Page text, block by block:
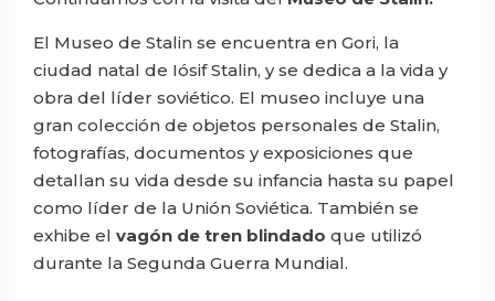
El Museo de Stalin se encuentra en Gori, la
ciudad natal de Iósif Stalin, y se dedica a la vida y
obra del líder soviético. El museo incluye una
gran colección de objetos personales de Stalin,
fotografías, documentos y exposiciones que
detallan su vida desde su infancia hasta su papel
como líder de la Unión Soviética. También se
exhibe el vagón de tren blindado que utilizó
durante la Segunda Guerra Mundial.